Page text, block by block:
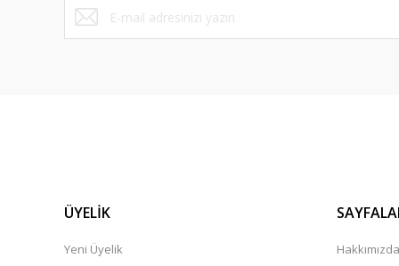
S... K... | 14/05/2026
ÜYELİK
Yeni Üyelik
Hakkımızda